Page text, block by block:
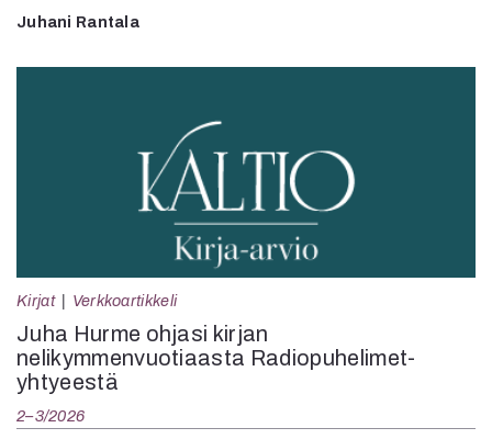
Juhani Rantala
Kirjat Verkkoartikkeli
Juha Hurme ohjasi kirjan
nelikymmenvuotiaasta Radiopuhelimet-
yhtyeestä
2–3/2026